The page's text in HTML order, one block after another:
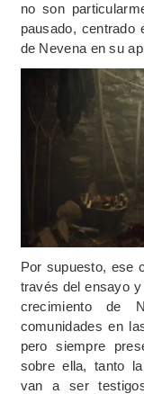
no son
pausado, centrado
de Nevena en su
Por supuesto, ese
través del ensayo
crecimiento de
comunidades en
pero siempre
sobre ella, tanto
van a ser